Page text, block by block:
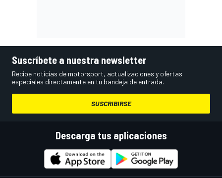
Suscríbete a nuestra newsletter
Recibe noticias de motorsport, actualizaciones y ofertas
especiales directamente en tu bandeja de entrada.
SUSCRIBIRSE
Descarga tus aplicaciones